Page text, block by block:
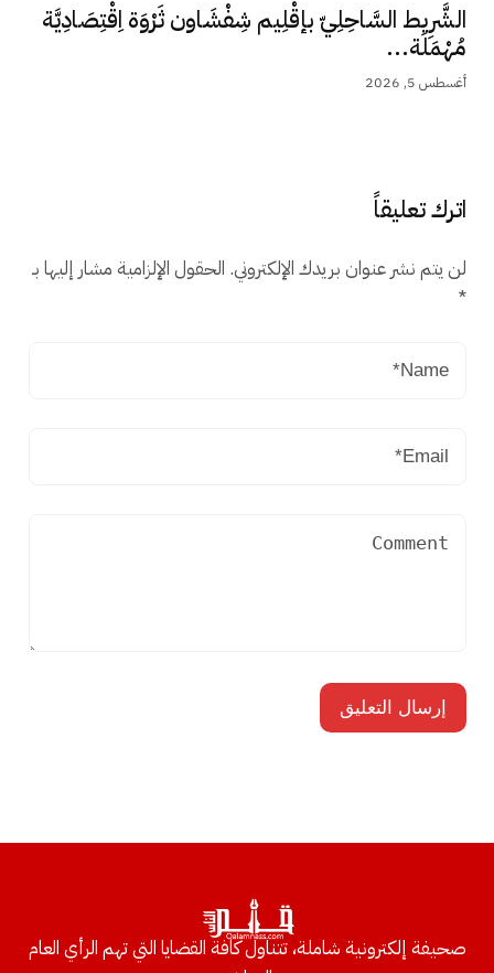
الشَّرِيط السَّاحِلِيّ بإقْلِيم شِفْشَاون ثَرْوَة اِقْتِصَادِيَّة
مُهْمَلَة...
أغسطس 5, 2026
اترك تعليقاً
لن يتم نشر عنوان بريدك الإلكتروني. الحقول الإلزامية مشار إليها بـ
*
صحيفة إلكترونية شاملة، تتناول كافة القضايا التي تهم الرأي العام